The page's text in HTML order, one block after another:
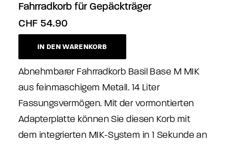
Fahrradkorb für Gepäckträger
CHF 54.90
IN DEN WARENKORB
Abnehmbarer Fahrradkorb Basil Base M MIK
aus feinmaschigem Metall. 14 Liter
Fassungsvermögen. Mit der vormontierten
Adapterplatte können Sie diesen Korb mit
dem integrierten MIK-System in 1 Sekunde an